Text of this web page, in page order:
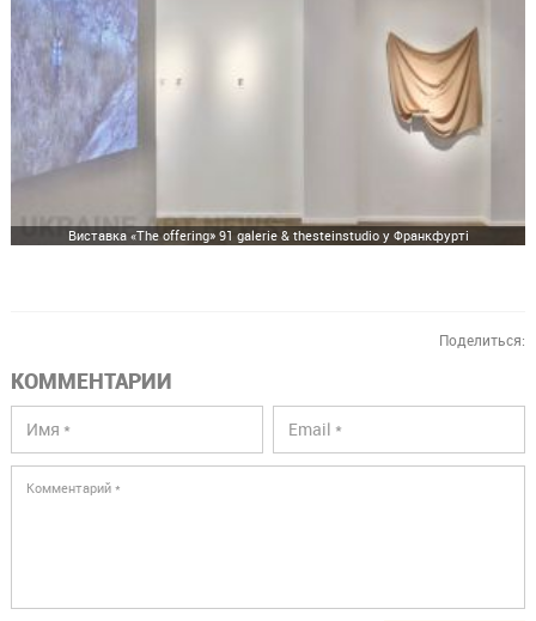
Виставка «The offering» 91 galerie & thesteinstudio у Франкфурті
Поделиться:
КОММЕНТАРИИ